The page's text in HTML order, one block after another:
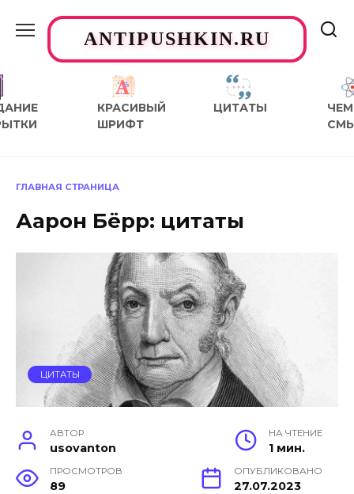
содержаниюANTIPUSHKIN.RU
КРАСИВЫЙ
ШРИФТ
ЦИТАТЫ
ЧЕМ
ГЛАВНАЯ СТРАНИЦА
Аарон Бёрр: цитаты
ЦИТАТЫ
АВТОР
usovanton
НА ЧТЕНИЕ
1 мин.
ПРОСМОТРОВ
89
ОПУБЛИКОВАНО
27.07.2023